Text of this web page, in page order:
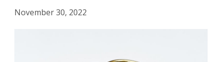
November 30, 2022